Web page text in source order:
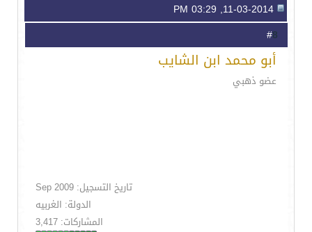
8
أبو محمد ابن الشايب
عضو ذهبي
تاريخ التسجيل: Sep 2009
الدولة: الغربيه
المشاركات: 3,417